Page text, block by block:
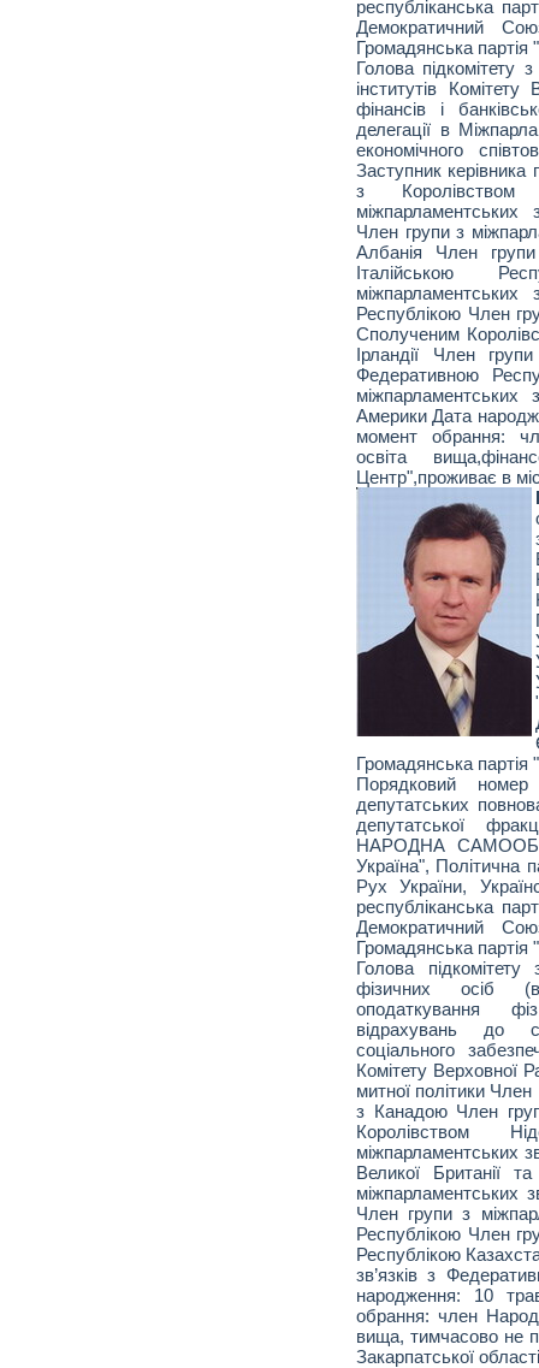
республіканська
Демократичний
Громадянська партія
Голова підкомітету
інститутів
фінансів і
делегації в
економічного
Заступник керівника
з
міжпарламентських
Член групи з
Албанія Член групи
Італійською
міжпарламентських
Республікою Член
Сполученим
Ірландії Член
Федеративною
міжпарламентських
Америки Дата
момент обрання:
освіта
Центр",проживає в
Громадянська партія
Порядковий
депутатських
депутатської
НАРОДНА
Україна", Політична
Рух України,
республіканська
Демократичний
Громадянська партія
Голова
фізичних осіб
оподаткування
відрахувань до
соціального
Комітету Верховної
митної політики Член
з Канадою Член
Королівством
міжпарламентських
Великої Британії
міжпарламентських
Член групи з
Республікою Член
Республікою
зв’язків з
народження: 10
обрання: член
вища, тимчасово не
Закарпатської